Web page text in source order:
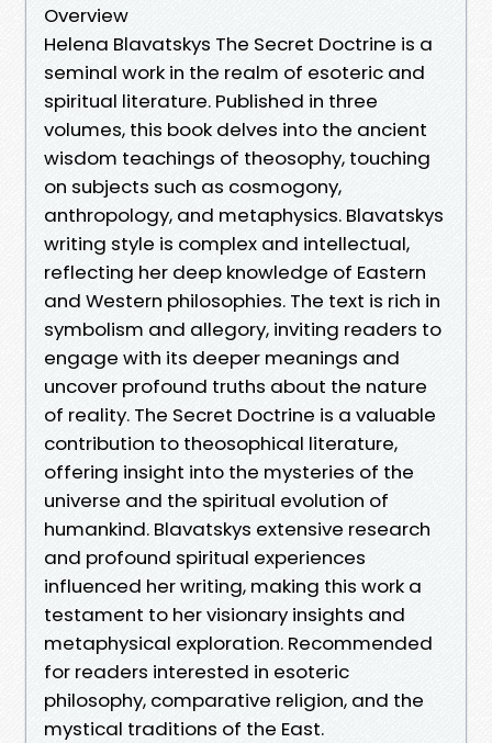
Overview
Helena Blavatskys The Secret Doctrine is a
seminal work in the realm of esoteric and
spiritual literature. Published in three
volumes, this book delves into the ancient
wisdom teachings of theosophy, touching
on subjects such as cosmogony,
anthropology, and metaphysics. Blavatskys
writing style is complex and intellectual,
reflecting her deep knowledge of Eastern
and Western philosophies. The text is rich in
symbolism and allegory, inviting readers to
engage with its deeper meanings and
uncover profound truths about the nature
of reality. The Secret Doctrine is a valuable
contribution to theosophical literature,
offering insight into the mysteries of the
universe and the spiritual evolution of
humankind. Blavatskys extensive research
and profound spiritual experiences
influenced her writing, making this work a
testament to her visionary insights and
metaphysical exploration. Recommended
for readers interested in esoteric
philosophy, comparative religion, and the
mystical traditions of the East.